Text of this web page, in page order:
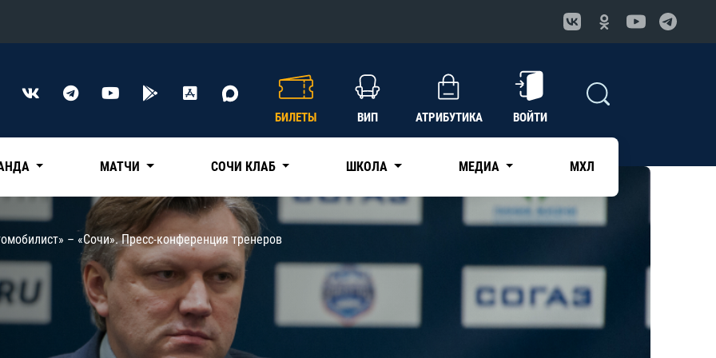
Конференция «Восток»
Нефтехимик
Трактор
Дивизион Чернышева
Авангард
Адмирал
БИЛЕТЫ ВИП АТРИБУТИКА ВОЙТИ
МАТЧИ СОЧИ КЛАБ ШКОЛА МЕДИА МХЛ
– «Сочи». Пресс-конференция тренеров